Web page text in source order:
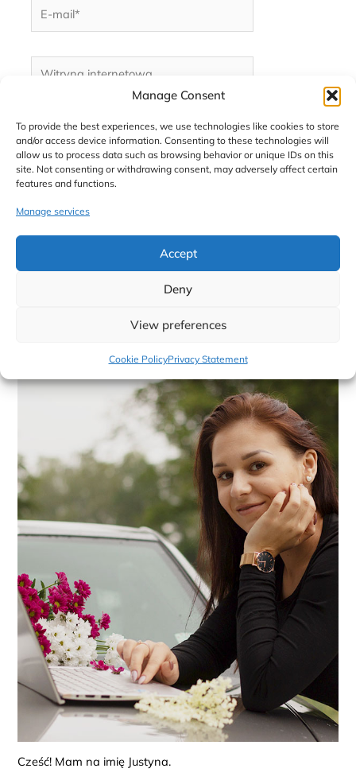
Manage Consent
To provide the best experiences, we use technologies like cookies to store
and/or access device information. Consenting to these technologies will
allow us to process data such as browsing behavior or unique IDs on this
site. Not consenting or withdrawing consent, may adversely affect certain
features and functions.
Manage services
Accept
Deny
View preferences
Cookie PolicyPrivacy Statement
mail*
internetowa
Ta strona używa Akismet do redukcji spamu.
komentarzy.
Cześć! Mam na imię Justyna.